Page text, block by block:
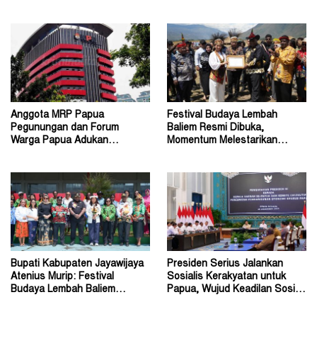
Anggota MRP Papua
Pegunungan dan Forum
Warga Papua Adukan
Festival Budaya Lembah
Baliem Resmi Dibuka,
Momentum Melestarikan
Bupati Kabupaten Jayawijaya
Atenius Murip: Festival
Budaya Lembah Baliem
Presiden Serius Jalankan
Sosialis Kerakyatan untuk
Papua, Wujud Keadilan Sosial